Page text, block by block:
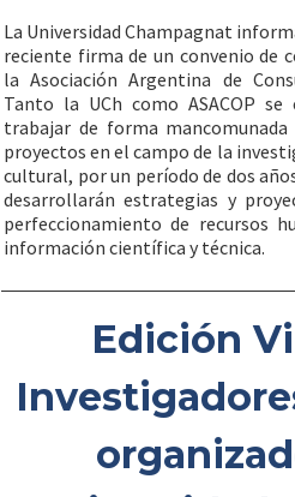
La Universidad Champagnat
reciente firma de un convenio de
la Asociación Argentina de
Tanto la UCh como ASACOP
trabajar de forma
proyectos en el campo de la
cultural, por un período de dos
desarrollarán estrategias y
perfeccionamiento de recursos
información científica y técnica.
Edición